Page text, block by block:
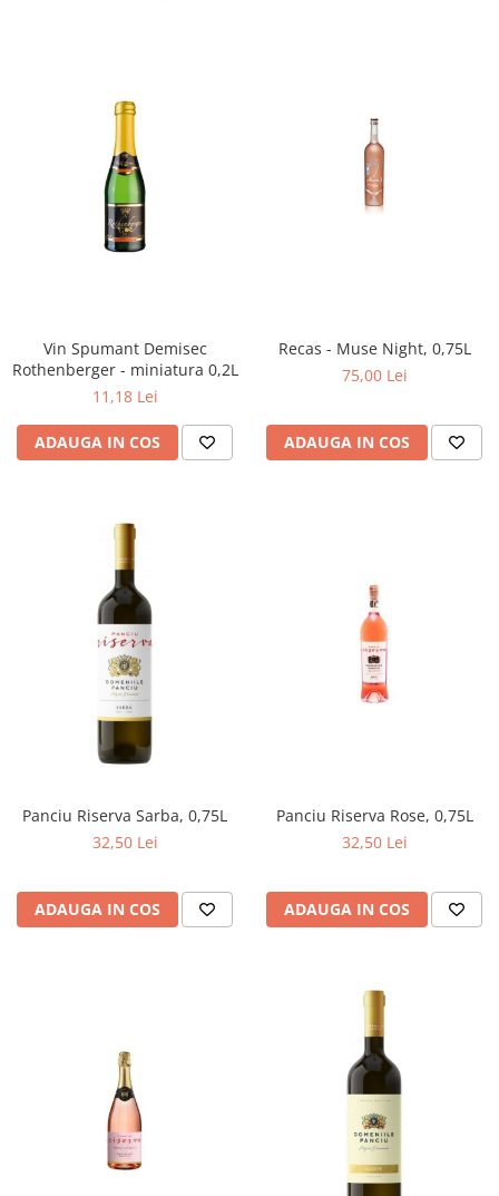
Vin Spumant Demisec
Rothenberger - miniatura 0,2L
11,18 Lei
ADAUGA IN COS
Recas - Muse Night, 0,75L
75,00 Lei
ADAUGA IN COS
Panciu Riserva Sarba, 0,75L
32,50 Lei
ADAUGA IN COS
Panciu Riserva Rose, 0,75L
32,50 Lei
ADAUGA IN COS